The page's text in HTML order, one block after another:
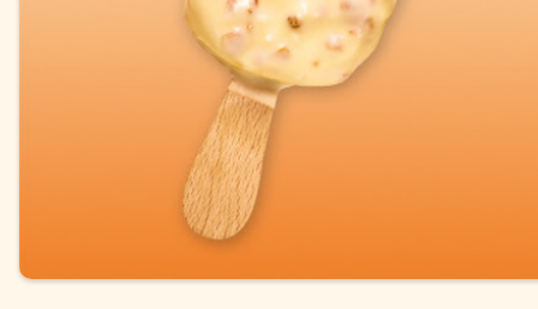
Schnelle Mahlzeiten
Brot und Brötchen